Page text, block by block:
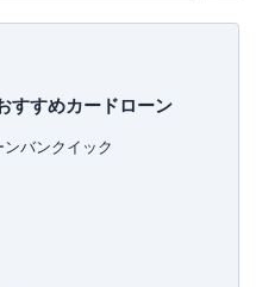
すすめカードローン
バンクイック